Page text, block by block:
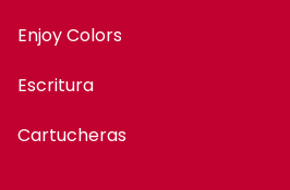
Enjoy Colors
Escritura
Cartucheras